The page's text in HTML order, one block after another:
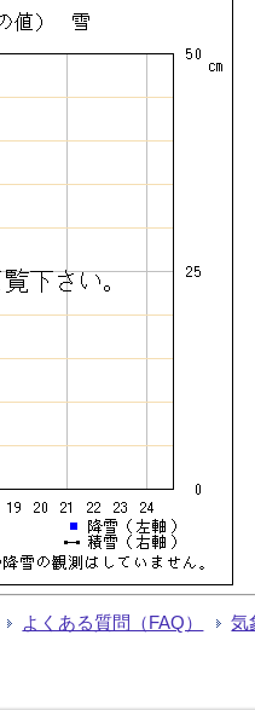
よくある質問（FAQ） 気